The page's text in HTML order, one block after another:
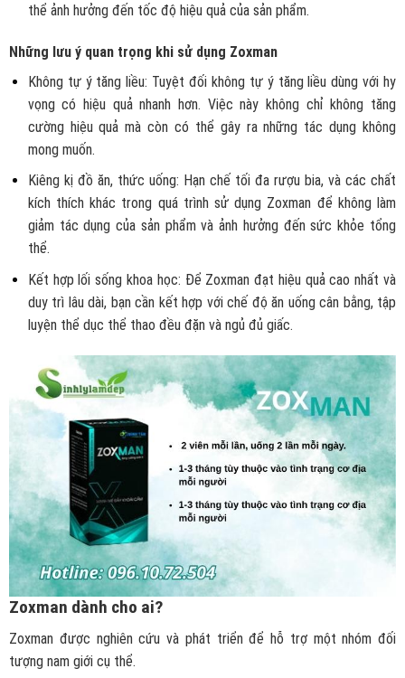
thể ảnh hưởng đến tốc độ hiệu quả của sản phẩm.
Những lưu ý quan trọng khi sử dụng Zoxman
Không tự ý tăng liều: Tuyệt đối không tự ý tăng liều dùng với hy
vọng có hiệu quả nhanh hơn. Việc này không chỉ không tăng
cường hiệu quả mà còn có thể gây ra những tác dụng không
mong muốn.
Kiêng kị đồ ăn, thức uống: Hạn chế tối đa rượu bia, và các chất
kích thích khác trong quá trình sử dụng Zoxman để không làm
giảm tác dụng của sản phẩm và ảnh hưởng đến sức khỏe tổng
thể.
Kết hợp lối sống khoa học: Để Zoxman đạt hiệu quả cao nhất và
duy trì lâu dài, bạn cần kết hợp với chế độ ăn uống cân bằng, tập
luyện thể dục thể thao đều đặn và ngủ đủ giấc.
Zoxman dành cho ai?
Zoxman được nghiên cứu và phát triển để hỗ trợ một nhóm đối
tượng nam giới cụ thể.